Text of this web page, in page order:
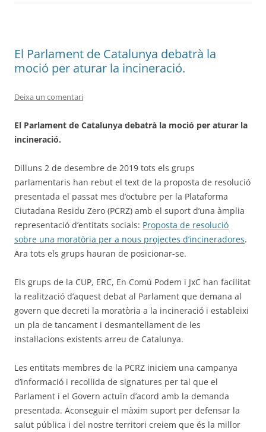
El Parlament de Catalunya debatrà la
moció per aturar la incineració.
Deixa un comentari
El Parlament de Catalunya debatrà la moció per aturar la
incineració.
Dilluns 2 de desembre de 2019 tots els grups
parlamentaris han rebut el text de la proposta de resolució
presentada el passat mes d’octubre per la Plataforma
Ciutadana Residu Zero (PCRZ) amb el suport d’una àmplia
representació d’entitats socials: Proposta de resolució
sobre una moratòria per a nous projectes d’incineradores.
Ara tots els grups hauran de posicionar-se.
Els grups de la CUP, ERC, En Comú Podem i JxC han facilitat
la realització d’aquest debat al Parlament que demana al
govern que decreti la moratòria a la incineració i estableixi
un pla de tancament i desmantellament de les
instal·lacions existents arreu de Catalunya.
Les entitats membres de la PCRZ iniciem una campanya
d’informació i recollida de signatures per tal que el
Parlament i el Govern actuïn d’acord amb la demanda
presentada. Aconseguir el màxim suport per defensar la
salut pública i del nostre territori creiem que és la millor